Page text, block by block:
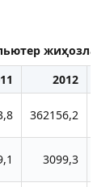
2012
362156,2
3099,3